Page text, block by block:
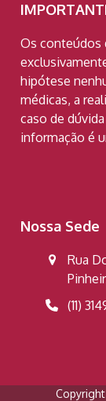
Os conteúdos
hipótese
médicas, a
caso de
informação é
Nossa Sede
Rua
(11)